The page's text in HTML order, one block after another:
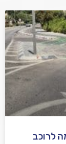
בהתאם
לרוכב